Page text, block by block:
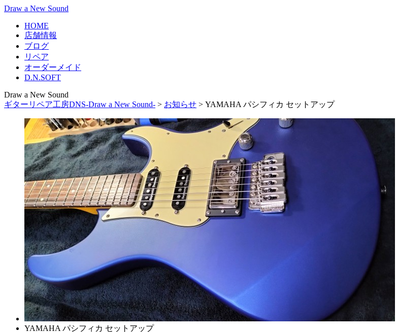
Draw a New Sound
HOME
店舗情報
ブログ
リペア
オーダーメイド
D.N.SOFT
Draw a New Sound
ギターリペア工房DNS-Draw a New Sound- > お知らせ > YAMAHA パシフィカ セットアップ
YAMAHA パシフィカ セットアップ